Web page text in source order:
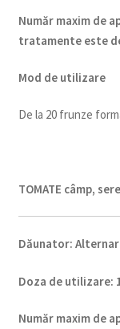
Număr maxim de
tratamente este
Mod de utilizare
De la 20 frunze
TOMATE câmp,
Dăunator:
Doza de utilizare:
Număr maxim de